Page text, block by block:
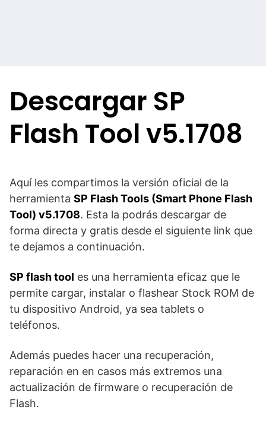
Descargar SP
Flash Tool v5.1708
Aquí les compartimos la versión oficial de la
herramienta SP Flash Tools (Smart Phone Flash
Tool) v5.1708. Esta la podrás descargar de
forma directa y gratis desde el siguiente link que
te dejamos a continuación.
SP flash tool es una herramienta eficaz que le
permite cargar, instalar o flashear Stock ROM de
tu dispositivo Android, ya sea tablets o
teléfonos.
Además puedes hacer una recuperación,
reparación en en casos más extremos una
actualización de firmware o recuperación de
Flash.